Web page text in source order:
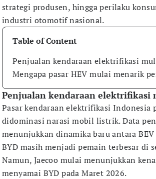
strategi produsen, hingga perilaku
industri otomotif nasional.
Table of Content
Penjualan kendaraan elektrifikasi
Mengapa pasar HEV mulai menarik
Penjualan kendaraan elektrifikasi
Pasar kendaraan elektrifikasi Indonesia
didominasi narasi mobil listrik. Data
menunjukkan dinamika baru antara BEV
BYD masih menjadi pemain terbesar di
Namun, Jaecoo mulai menunjukkan
menyamai BYD pada Maret 2026.